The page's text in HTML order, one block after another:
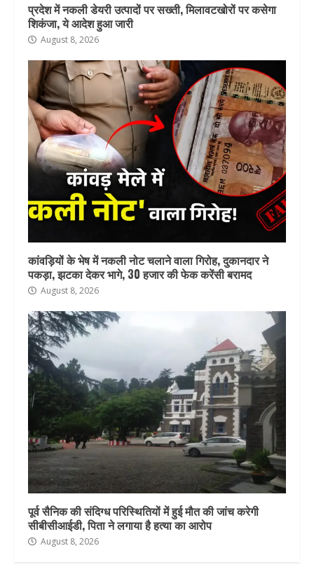
प्रदेश में नकली डेयरी उत्पादों पर सख्ती, मिलावटखोरों पर कसेगा
शिकंजा, ये आदेश हुआ जारी
August 8, 2026
कांवड़ियों के भेष में नकली नोट चलाने वाला गिरोह, दुकानदार ने
पकड़ा, झटका देकर भागे, 30 हजार की फेक करेंसी बरामद
August 8, 2026
पूर्व सैनिक की संदिग्ध परिस्थितियों में हुई मौत की जांच करेगी
सीबीसीआईडी, पिता ने लगाया है हत्या का आरोप
August 8, 2026